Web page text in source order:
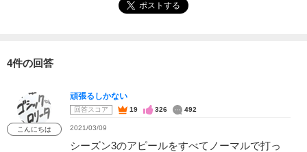
ポストする
4件の回答
こんにちは
頑張るしかない
回答スコア 19 326 492
2021/03/09
シーズン3のアピールをすべてノーマルで打っ